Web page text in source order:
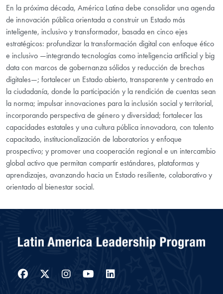
En la próxima década, América Latina debe consolidar una agenda
de innovación pública orientada a construir un Estado más
inteligente, inclusivo y transformador, basada en cinco ejes
estratégicos: profundizar la transformación digital con enfoque ético
e inclusivo —integrando tecnologías como inteligencia artificial y big
data con marcos de gobernanza sólidos y reducción de brechas
digitales—; fortalecer un Estado abierto, transparente y centrado en
la ciudadanía, donde la participación y la rendición de cuentas sean
la norma; impulsar innovaciones para la inclusión social y territorial,
incorporando perspectiva de género y diversidad; fortalecer las
capacidades estatales y una cultura pública innovadora, con talento
capacitado, institucionalización de laboratorios y enfoque
prospectivo; y promover una cooperación regional e un intercambio
global activo que permitan compartir estándares, plataformas y
aprendizajes, avanzando hacia un Estado resiliente, colaborativo y
orientado al bienestar social.
Facebook
Twitter
Instagram
YouTube
LinkedIn